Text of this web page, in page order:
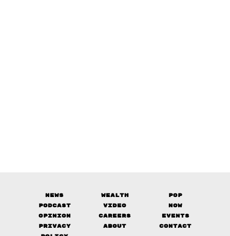
News Wealth
Pop
Podcast
Video
Now
Opinion
Careers
Events
Privacy
About Contact